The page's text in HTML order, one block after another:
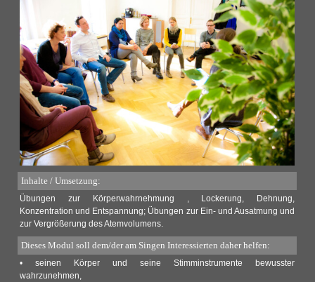
Inhalte / Umsetzung:
Übungen zur Körperwahrnehmung , Lockerung, Dehnung,
Konzentration und Entspannung; Übungen zur Ein- und Ausatmung und
zur Vergrößerung des Atemvolumens.
Dieses Modul soll dem/der am Singen Interessierten daher helfen:
• seinen Körper und seine Stimminstrumente bewusster
wahrzunehmen,